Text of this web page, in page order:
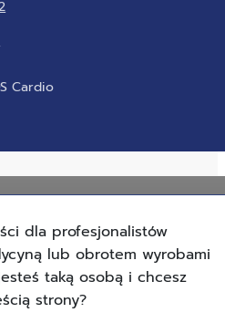
Cardio
dla profesjonalistów
lub obrotem wyrobami
taką osobą i chcesz
strony?